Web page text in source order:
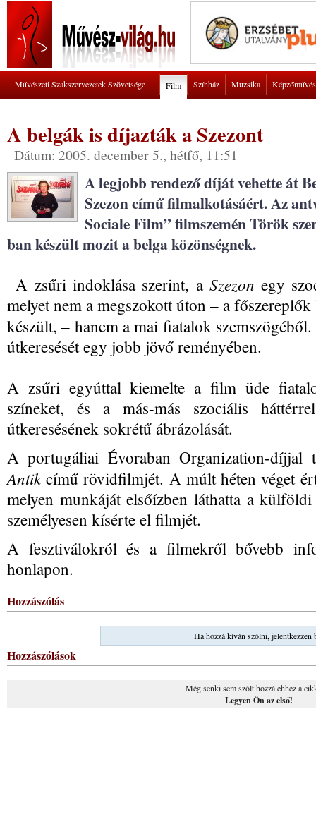
Művészeti Szakszervezetek Szövetsége Film Színház Muzsika
A belgák is díjazták a Szezont
Dátum: 2005. december 5., hétfő, 11:51
A legjobb rendező díját vehette át
Szezon című filmalkotásáért. Az
Sociale Film” filmszemén Török
ban készült mozit a belga közönségnek.
A zsűri indoklása szerint, a Szezon egy
melyet nem a megszokott úton – a
készült, – hanem a mai fiatalok
útkeresését egy jobb jövő reményében.
A zsűri egyúttal kiemelte a film üde
színeket, és a más-más szociális
útkeresésének sokrétű ábrázolását.
A portugáliai Évoraban Organization-díjjal
Antikcímű rövidfilmjét. A múlt héten véget
melyen munkáját elsőízben láthatta a
személyesen kísérte el filmjét.
A fesztiválokról és a filmekről bővebb
honlapon.
Hozzászólás
Ha hozzá kíván szólni, jelentkezzen
Hozzászólások
Még senki sem szólt hozzá ehhez a
Legyen Ön az első!